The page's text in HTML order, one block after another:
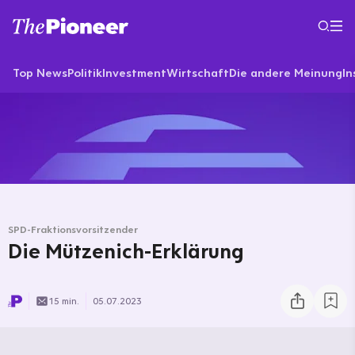
Top NewsPolitikInvestmentWirtschaftDie andere Meinung
SPD-Fraktionsvorsitzender
Die Mützenich-Erklärung
15 min. 05.07.2023